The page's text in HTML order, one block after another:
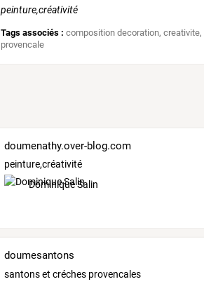
peinture,créativité
Tags associés : composition decoration,creativite,
provencale
doumenathy.over-blog.com
peinture,créativité
Dominique Salin
doumesantons
santons et créches provencales